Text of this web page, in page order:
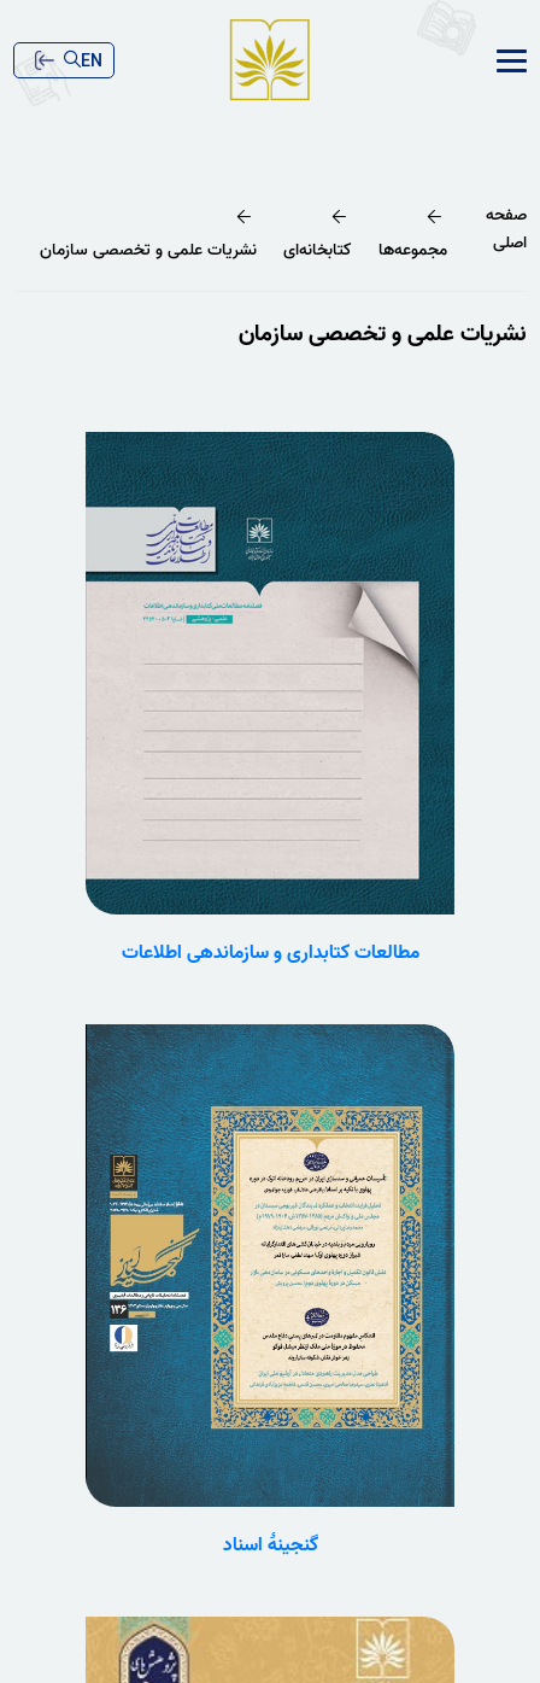
EN
صفحه
اصلی
مجموعه‌ها کتابخانه‌ای نشریات علمی و تخصصی سازمان
نشریات علمی و تخصصی سازمان
مطالعات کتابداری و سازماندهی اطلاعات
گنجینۀ اسناد